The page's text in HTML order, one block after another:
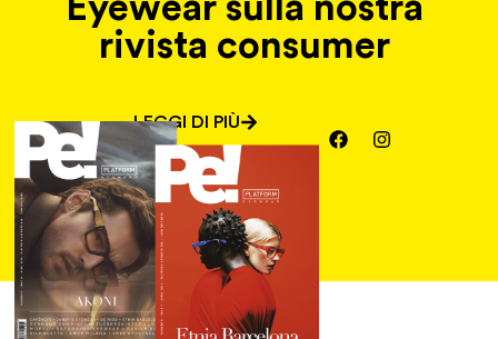
Eyewear sulla nostra
rivista consumer
LEGGI DI PIÙ